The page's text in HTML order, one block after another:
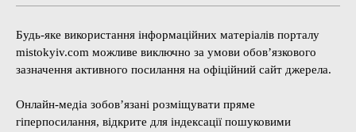
Будь-яке використання інформаційних матеріалів порталу
mistokyiv.com можливе виключно за умови обов’язкового
зазначення активного посилання на офіційний сайт джерела.
Онлайн-медіа зобов’язані розміщувати пряме
гіперпосилання, відкрите для індексації пошуковими